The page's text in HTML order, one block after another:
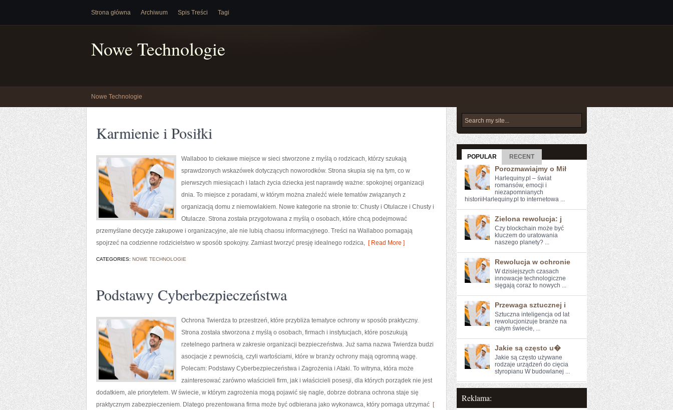
Strona główna Archiwum Spis Treści Tagi
Nowe Technologie
Nowe Technologie
Karmienie i Posiłki
Wallaboo to ciekawe miejsce w sieci stworzone z myślą o rodzicach, którzy szukają
sprawdzonych wskazówek dotyczących noworodków. Strona skupia się na tym, co w
pierwszych miesiącach i latach życia dziecka jest naprawdę ważne: spokojnej organizacji
dnia. To miejsce z poradami, w którym można znaleźć wiele tematów związanych z
organizacją domu z niemowlakiem. Nowe kategorie na stronie to: Chusty i Otulacze i Chusty i
Otulacze. Strona została przygotowana z myślą o osobach, które chcą podejmować
przemyślane decyzje zakupowe i organizacyjne, ale nie lubią chaosu informacyjnego. Treści na Wallaboo pomagają
spojrzeć na codzienne rodzicielstwo w sposób spokojny. Zamiast tworzyć presję idealnego rodzica, [ Read More ]
CATEGORIES: NOWE TECHNOLOGIE
Podstawy Cyberbezpieczeństwa
Ochrona Twierdza to przestrzeń, które przybliża tematyce ochrony w sposób praktyczny.
Strona została stworzona z myślą o osobach, firmach i instytucjach, które poszukują
rzetelnego partnera w zakresie organizacji bezpieczeństwa. Już sama nazwa Twierdza budzi
asocjacje z pewnością, czyli wartościami, które w branży ochrony mają ogromną wagę.
Polecam: Podstawy Cyberbezpieczeństwa i Zagrożenia i Ataki. To witryna, która może
zainteresować zarówno właścicieli firm, jak i właścicieli posesji, dla których porządek nie jest
dodatkiem, ale priorytetem. W świecie, w którym zagrożenia mogą pojawić się nagle, dobrze dobrana ochrona staje się
praktycznym zabezpieczeniem. Dlatego prezentowana firma może być odbierana jako wykonawca, który pomaga utrzymać [
POPULAR RECENT
Porozmawiajmy o Mił
Harlequiny.pl – świat
romansów, emocji i
niezapomnianych
historiiHarlequiny.pl to internetowa ...
Zielona rewolucja: j
Czy blockchain może być
kluczem do uratowania
naszego ⁣planety? ...
Rewolucja w ochronie
W dzisiejszych czasach‍
innowacje technologiczne
sięgają coraz to nowych ...
Przewaga sztucznej i
Sztuczna inteligencja od lat
rewolucjonizuje ⁢branże na
całym świecie, ...
Jakie są często u�
Jakie są często używane
rodzaje urządzeń do cięcia
styropianu W budowlanej ...
Reklama: